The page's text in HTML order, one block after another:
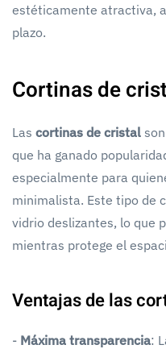
estéticamente atractiva,
plazo.
Cortinas de
Las cortinas de cristal
que ha ganado
especialmente para
minimalista. Este tipo de
vidrio deslizantes, lo que
mientras protege el
Ventajas de las
- Máxima transparencia: